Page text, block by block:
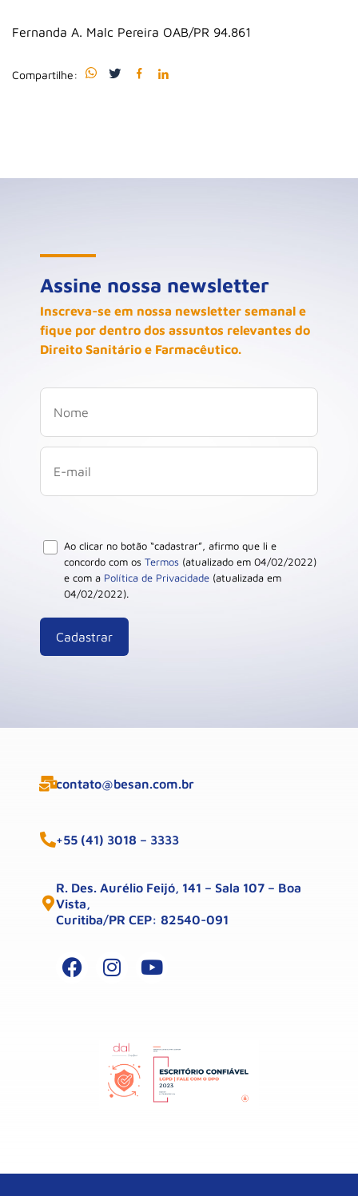
Fernanda A. Malc Pereira OAB/PR 94.861
Compartilhe:
Assine nossa newsletter
Inscreva-se em nossa newsletter semanal e
fique por dentro dos assuntos relevantes do
Direito Sanitário e Farmacêutico.
Ao clicar no botão “cadastrar”, afirmo que li e
concordo com os Termos (atualizado em 04/02/2022)
e com a Política de Privacidade (atualizada em
04/02/2022).
contato@besan.com.br
+55 (41) 3018 – 3333
R. Des. Aurélio Feijó, 141 – Sala 107 – Boa
Vista,
Curitiba/PR CEP: 82540-091